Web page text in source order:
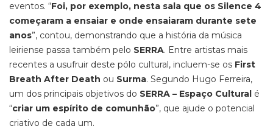
eventos. “Foi, por exemplo, nesta sala que os Silence 4
começaram a ensaiar e onde ensaiaram durante sete
anos”, contou, demonstrando que a história da música
leiriense passa também pelo SERRA. Entre artistas mais
recentes a usufruir deste pólo cultural, incluem-se os First
Breath After Death ou Surma. Segundo Hugo Ferreira,
um dos principais objetivos do SERRA – Espaço Cultural é
“criar um espírito de comunhão”, que ajude o potencial
criativo de cada um.